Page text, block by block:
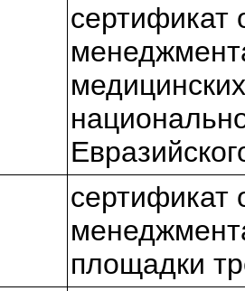
сертификат
сертификат
площадки